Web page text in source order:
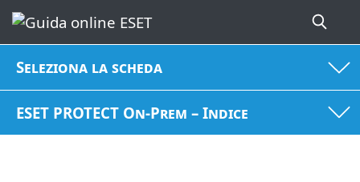
Seleziona la scheda
ESET PROTECT On-Prem – Indice